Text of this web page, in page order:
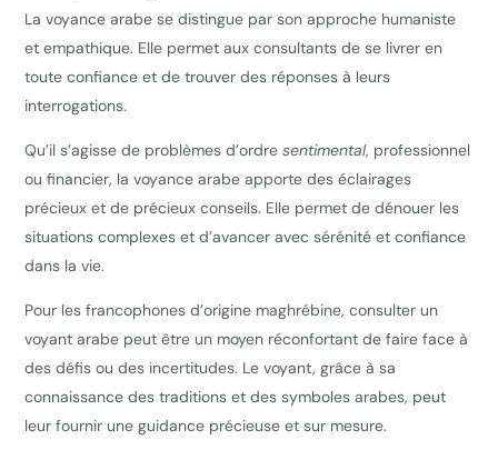
La voyance arabe se distingue par son approche humaniste
et empathique. Elle permet aux consultants de se livrer en
toute confiance et de trouver des réponses à leurs
interrogations.
Qu’il s’agisse de problèmes d’ordresentimental, professionnel
ou financier, la voyance arabe apporte des éclairages
précieux et de précieux conseils. Elle permet de dénouer les
situations complexes et d’avancer avec sérénité et confiance
dans la vie.
Pour les francophones d’origine maghrébine, consulter un
voyant arabe peut être un moyen réconfortant de faire face à
des défis ou des incertitudes. Le voyant, grâce à sa
connaissance des traditions et des symboles arabes, peut
leur fournir une guidance précieuse et sur mesure.